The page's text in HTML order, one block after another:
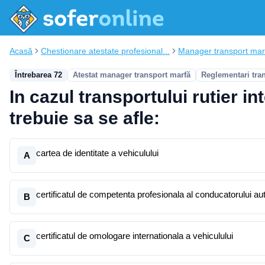
Acasă Chestionare atestate profesional... Manager transport
Întrebarea 72 Atestat manager transport marfă Reglementari
In cazul transportului rutier
trebuie sa se afle:
A cartea de identitate a vehiculului
B certificatul de competenta profesionala al conducatorului
C certificatul de omologare internationala a vehiculului